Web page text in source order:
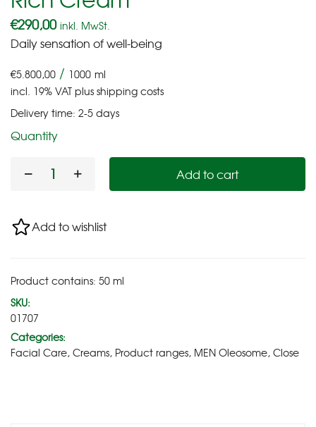
€290,00 inkl. MwSt.
Daily sensation of well-being
€5.800,00 / 1000 ml
incl. 19% VATplusshipping costs
Delivery time: 2-5 days
Quantity
Add to cart
Add to wishlist
Product contains: 50ml
SKU:
01707
Categories:
Facial Care, Creams, Product ranges, MEN Oleosome, Close